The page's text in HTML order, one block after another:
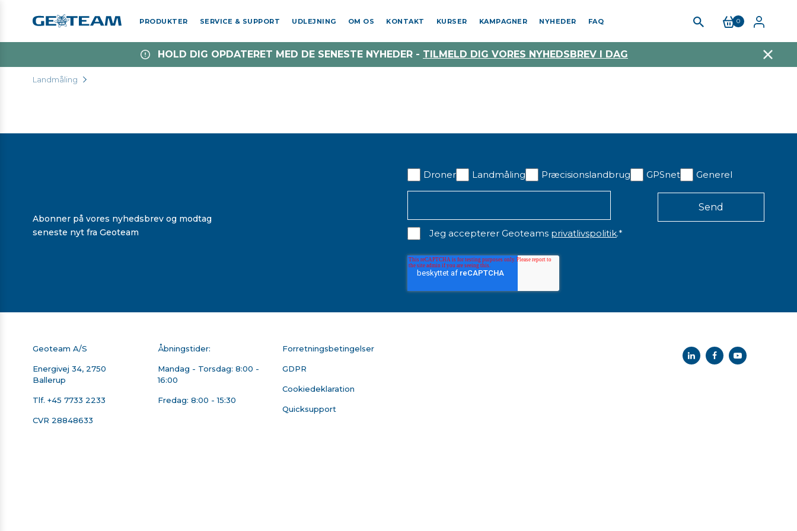
PRODUKTER SERVICE & SUPPORT UDLEJNING OM OS KONTAKT KURSER KAMPAGNER NYHEDER FAQ 0
HOLD DIG OPDATERET MED DE SENESTE NYHEDER - TILMELD DIG VORES NYHEDSBREV I DAG
Landmåling
Abonner på vores nyhedsbrev og modtag
seneste nyt fra Geoteam
Droner Landmåling Præcisionslandbrug GPSnet Generel
Jeg accepterer Geoteams privatlivspolitik.*
Geoteam A/S
Energivej 34, 2750
Ballerup
Tlf. +45 7733 2233
CVR 28848633
Åbningstider:
Mandag - Torsdag: 8:00 -
16:00
Fredag: 8:00 - 15:30
Forretningsbetingelser
GDPR
Cookiedeklaration
Quicksupport